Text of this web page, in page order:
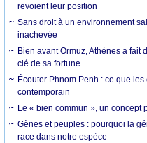
revoient leur position
Sans droit à un environnement
inachevée
Bien avant Ormuz, Athènes a fait
clé de sa fortune
Écouter Phnom Penh : ce que
contemporain
Le « bien commun », un concept
Gènes et peuples : pourquoi la
race dans notre espèce